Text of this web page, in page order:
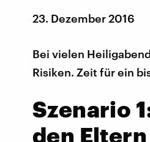
23. Dezember 2016
Bei vielen
Risiken. Zeit für ein
Szenario
den Eltern